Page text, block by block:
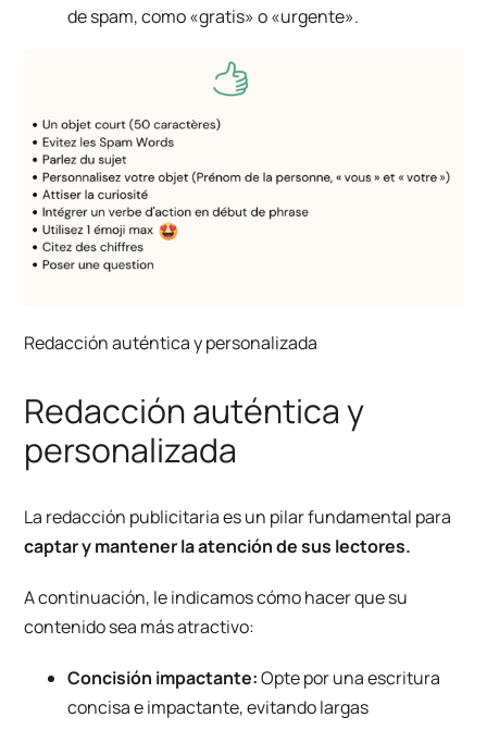
de spam, como «gratis» o «urgente».
Redacción auténtica y personalizada
Redacción auténtica y
personalizada
La redacción publicitaria es un pilar fundamental para
captar y mantener la atención de sus lectores.
A continuación, le indicamos cómo hacer que su
contenido sea más atractivo:
Concisión impactante:Opte por una escritura
concisa e impactante, evitando largas